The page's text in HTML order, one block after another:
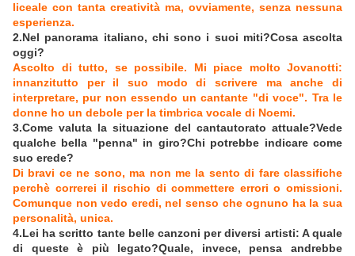
liceale con tanta creatività ma, ovviamente, senza nessuna
esperienza.
2.Nel panorama italiano, chi sono i suoi miti?Cosa ascolta
oggi?
Ascolto di tutto, se possibile. Mi piace molto Jovanotti:
innanzitutto per il suo modo di scrivere ma anche di
interpretare, pur non essendo un cantante "di voce". Tra le
donne ho un debole per la timbrica vocale di Noemi.
3.Come valuta la situazione del cantautorato attuale?Vede
qualche bella "penna" in giro?Chi potrebbe indicare come
suo erede?
Di bravi ce ne sono, ma non me la sento di fare classifiche
perchè correrei il rischio di commettere errori o omissioni.
Comunque non vedo eredi, nel senso che ognuno ha la sua
personalità, unica.
4.Lei ha scritto tante belle canzoni per diversi artisti: A quale
di queste è più legato?Quale, invece, pensa andrebbe